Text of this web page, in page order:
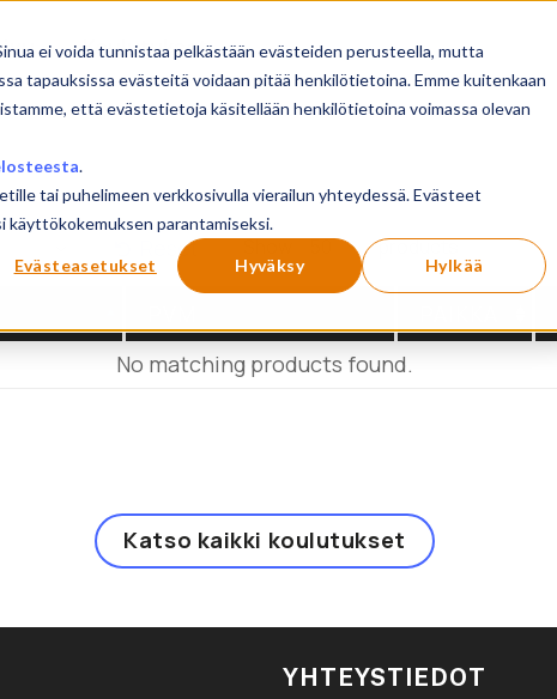
ei voida tunnistaa pelkästään evästeiden perusteella, mutta
tapauksissa evästeitä voidaan pitää henkilötietoina. Emme kuitenkaan
että evästetietoja käsitellään henkilötietoina voimassa olevan
.
tai puhelimeen verkkosivulla vierailun yhteydessä. Evästeet
käyttökokemuksen parantamiseksi.
Evästeasetukset Hyväksy Hylkää
Koulutukset
Reset Show products
No matching products found.
Katso kaikki koulutukset
YHTEYSTIEDOT